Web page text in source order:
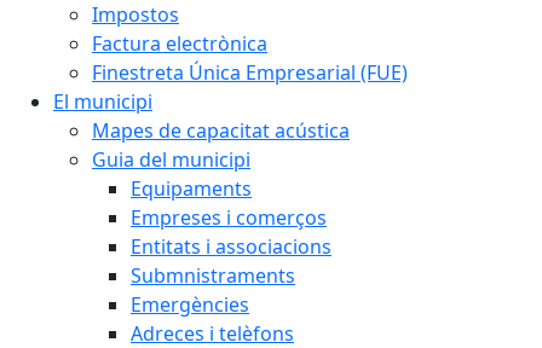
Impostos
Factura electrònica
Finestreta Única Empresarial (FUE)
El municipi
Mapes de capacitat acústica
Guia del municipi
Equipaments
Empreses i comerços
Entitats i associacions
Submnistraments
Emergències
Adreces i telèfons